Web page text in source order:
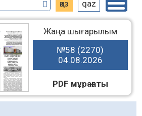
қаз qaz
Жаңа шығарылым
№58 (2270)
04.08.2026
PDF мұрағаты